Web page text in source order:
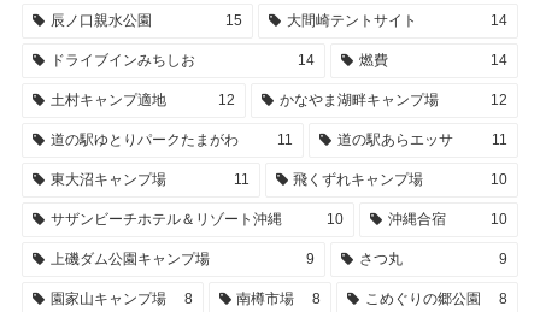
辰ノ口親水公園 15 大間崎テントサイト 14
ドライブインみちしお 14 燃費 14
土村キャンプ適地 12 かなやま湖畔キャンプ場 12
道の駅ゆとりパークたまがわ 11 道の駅あらエッサ 11
東大沼キャンプ場 11 飛くずれキャンプ場 10
サザンビーチホテル＆リゾート沖縄 10 沖縄合宿 10
上磯ダム公園キャンプ場 9 さつ丸 9
園家山キャンプ場 8 南樽市場 8 こめぐりの郷公園 8